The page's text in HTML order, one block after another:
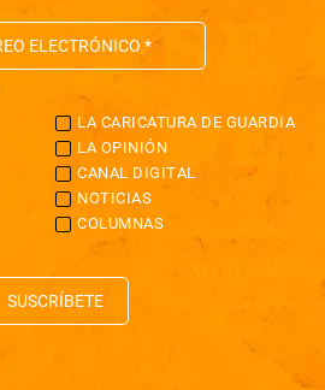
LA CARICATURA DE GUARDIA
LA OPINIÓN
CANAL DIGITAL
NOTICIAS
COLUMNAS
SUSCRÍBETE